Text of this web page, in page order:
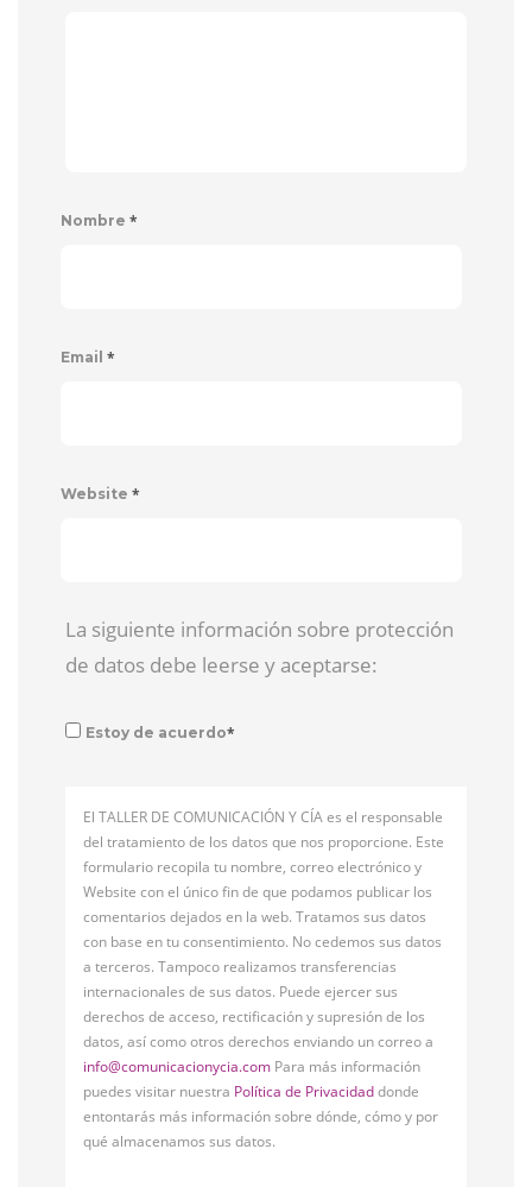
Nombre *
Email *
Website *
La siguiente información sobre protección
de datos debe leerse y aceptarse:
Estoy de acuerdo*
El TALLER DE COMUNICACIÓN Y CÍA es el responsable
del tratamiento de los datos que nos proporcione. Este
formulario recopila tu nombre, correo electrónico y
Website con el único fin de que podamos publicar los
comentarios dejados en la web. Tratamos sus datos
con base en tu consentimiento. No cedemos sus datos
a terceros. Tampoco realizamos transferencias
internacionales de sus datos. Puede ejercer sus
derechos de acceso, rectificación y supresión de los
datos, así como otros derechos enviando un correo a
info@comunicacionycia.com Para más información
puedes visitar nuestra Política de Privacidaddonde
entontarás más información sobre dónde, cómo y por
qué almacenamos sus datos.